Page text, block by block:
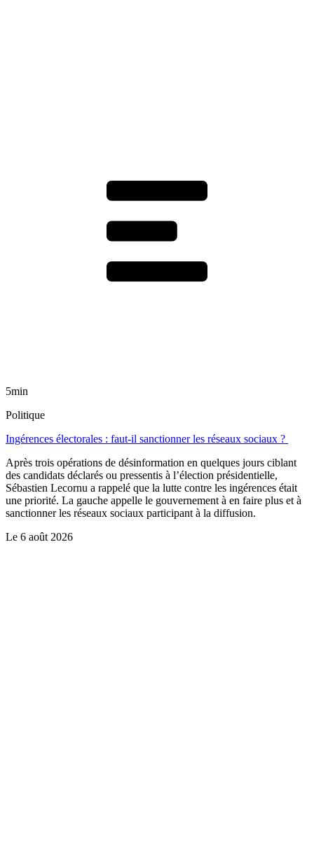
5min
Politique
Ingérences électorales : faut-il sanctionner les réseaux sociaux ?
Après trois opérations de désinformation en quelques jours ciblant
des candidats déclarés ou pressentis à l’élection présidentielle,
Sébastien Lecornu a rappelé que la lutte contre les ingérences était
une priorité. La gauche appelle le gouvernement à en faire plus et à
sanctionner les réseaux sociaux participant à la diffusion.
Le 6 août 2026